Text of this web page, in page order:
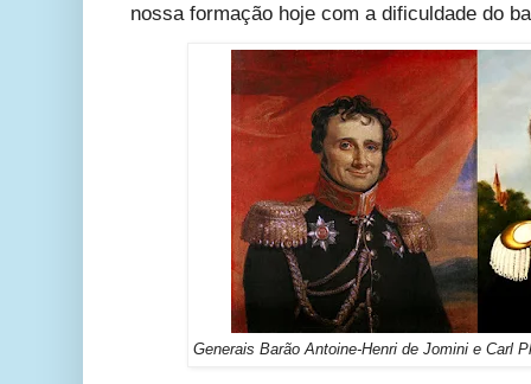
nossa formação hoje com a dificuldade do
Generais Barão Antoine-Henri de Jomini e Carl